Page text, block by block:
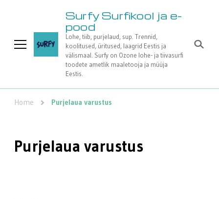
Surfy Surfikool ja e-
pood
Lohe, tiib, purjelaud, sup. Trennid,
koolitused, üritused, laagrid Eestis ja
välismaal. Surfy on Ozone lohe- ja tiivasurfi
toodete ametlik maaletooja ja müüja
Eestis.
Home Purjelaua varustus
Purjelaua varustus